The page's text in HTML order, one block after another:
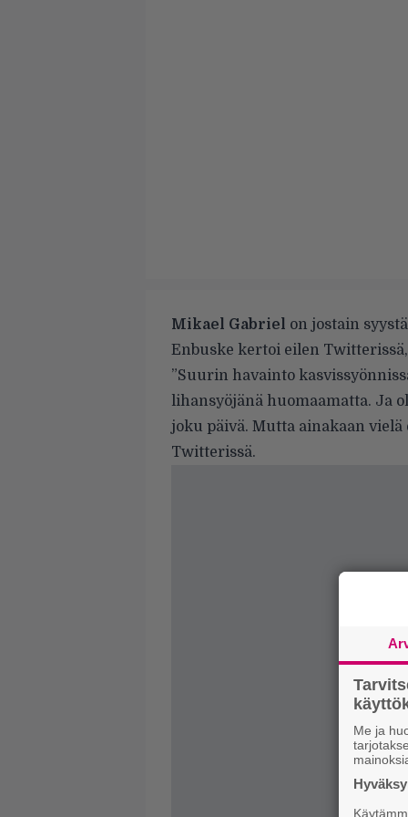
Mikael Gabriel on jostain
Enbuske kertoi eilen
”Suurin havainto
lihansyöjänä huomaamatta. Ja
joku päivä. Mutta ainakaan
Twitterissä.
Me ja